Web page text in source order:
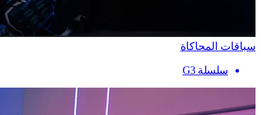
سباقات المحاكاة
سلسلة G3